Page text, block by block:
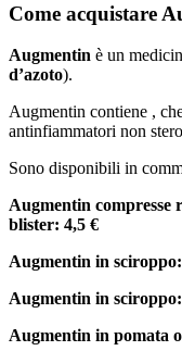
Come acquistare
Augmentin è un
d’azoto).
Augmentin contiene ,
antinfiammatori non
Sono disponibili in
Augmentin compresse
blister: 4,5 €
Augmentin in
Augmentin in
Augmentin in pomata